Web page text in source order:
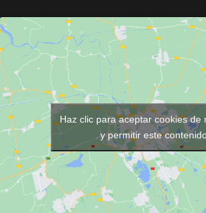
agrietadas, dejando una
película protectora que
mantiene la humedad y aporta
suavidad inmediata.
gruesas y
Haz clic para aceptar cookies de
y permitir este